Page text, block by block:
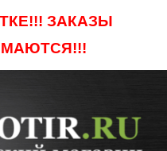
ЗАКАЗЫ